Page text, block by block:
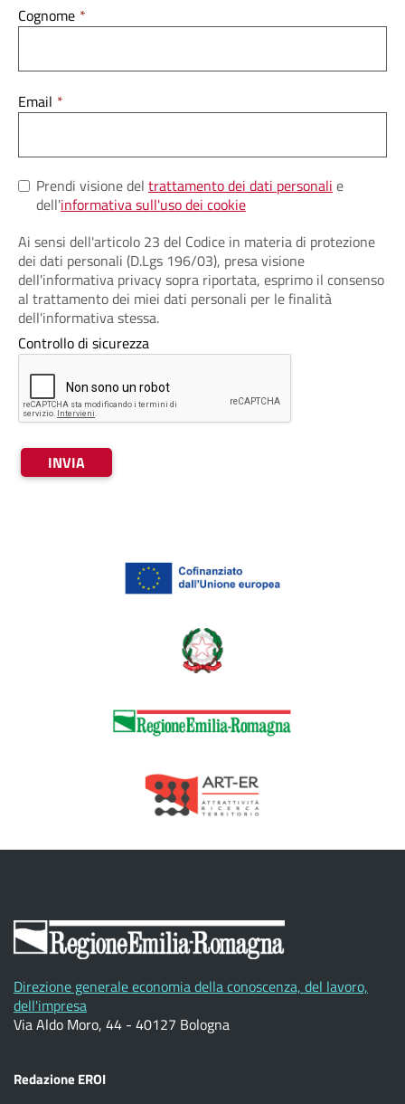
Cognome
Email
Prendi visione del trattamento dei dati personali e
dell'informativa sull'uso dei cookie
Ai sensi dell'articolo 23 del Codice in materia di protezione
dei dati personali (D.Lgs 196/03), presa visione
dell'informativa privacy sopra riportata, esprimo il consenso
al trattamento dei miei dati personali per le finalità
dell'informativa stessa.
Controllo di sicurezza
INVIA
Direzione generale economia della conoscenza, del lavoro,
dell'impresa
Via Aldo Moro, 44 - 40127 Bologna
Redazione EROI